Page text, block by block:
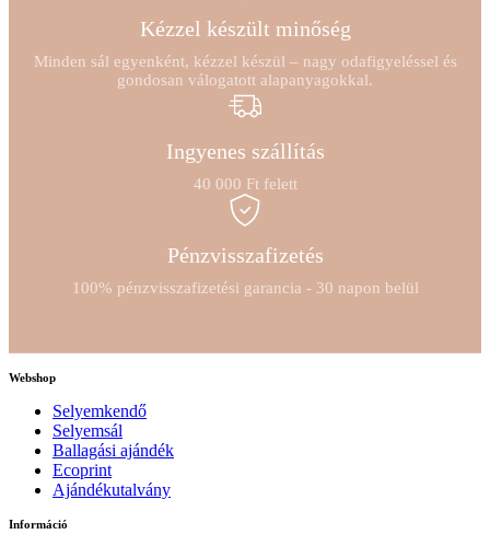
Kézzel készült minőség
Minden sál egyenként, kézzel készül – nagy odafigyeléssel és
gondosan válogatott alapanyagokkal.
Ingyenes szállítás
40 000 Ft felett
Pénzvisszafizetés
100% pénzvisszafizetési garancia - 30 napon belül
Webshop
Selyemkendő
Selyemsál
Ballagási ajándék
Ecoprint
Ajándékutalvány
Információ